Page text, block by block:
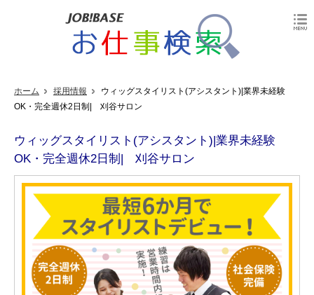
ホーム 採用情報
ウィッグスタイリスト(アシスタント)|業界未経験
OK・完全週休2日制| 刈谷サロン
ウィッグスタイリスト(アシスタント)|業界未経験
OK・完全週休2日制| 刈谷サロン